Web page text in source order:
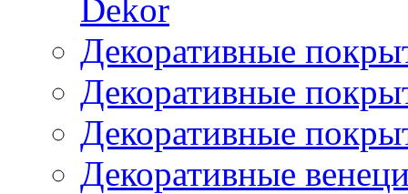
Dekor
Декоративные
Декоративные
Декоративные
Декоративные